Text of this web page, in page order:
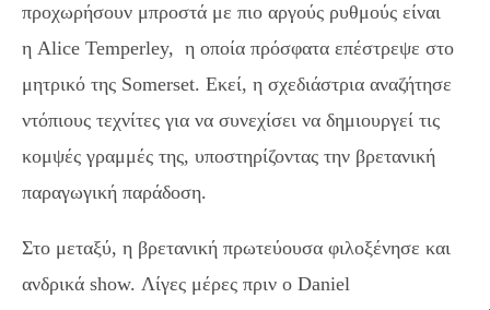
προχωρήσουν μπροστά με πιο αργούς ρυθμούς είναι
η Alice Temperley, η οποία πρόσφατα επέστρεψε στο
μητρικό της Somerset. Εκεί, η σχεδιάστρια αναζήτησε
ντόπιους τεχνίτες για να συνεχίσει να δημιουργεί τις
κομψές γραμμές της, υποστηρίζοντας την βρετανική
παραγωγική παράδοση.
Στο μεταξύ, η βρετανική πρωτεύουσα φιλοξένησε και
ανδρικά show. Λίγες μέρες πριν ο Daniel